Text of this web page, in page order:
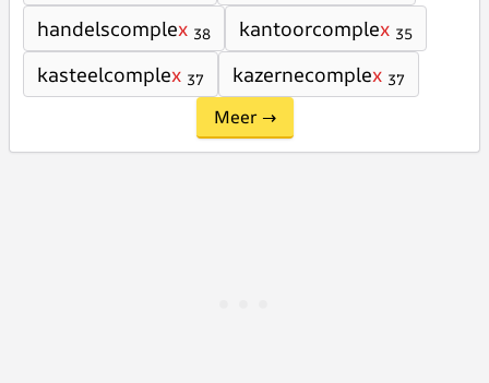
handelscomplex 38 kantoorcomplex 35
kasteelcomplex 37 kazernecomplex 37
Meer →